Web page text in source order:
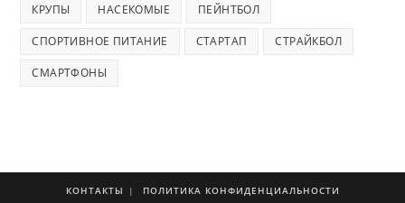
КРУПЫ НАСЕКОМЫЕ ПЕЙНТБОЛ
СПОРТИВНОЕ ПИТАНИЕ СТАРТАП СТРАЙКБОЛ
СМАРТФОНЫ
КОНТАКТЫ ПОЛИТИКА КОНФИДЕНЦИАЛЬНОСТИ